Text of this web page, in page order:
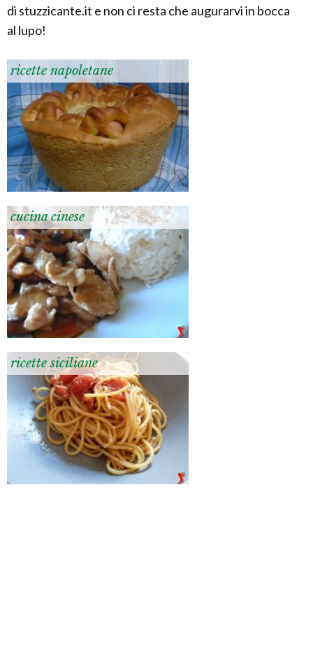
di stuzzicante.it e non ci resta che augurarvi in bocca
al lupo!
ricette napoletane
cucina cinese
ricette siciliane